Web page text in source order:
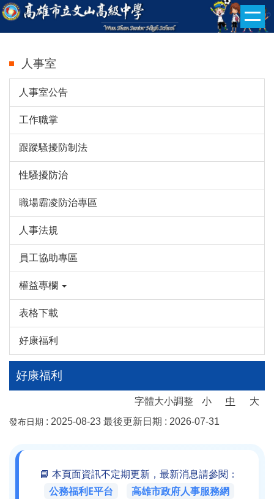
跳
到
內
人事室
人事室公告
工作職掌
跟蹤騷擾防制法
性騷擾防治
職場霸凌防治專區
人事法規
員工協助專區
權益專欄
表格下載
好康福利
好康福利
字體大小調整 小 中 大
發布日期 : 2025-08-23 最後更新日期 : 2026-07-31
📘 本頁面資訊不定期更新，最新消息請參閱：
公務福利E平台
高雄市政府人事服務網